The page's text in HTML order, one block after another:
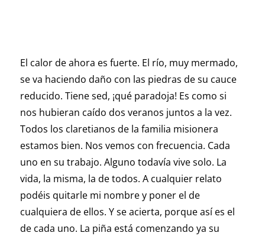
El calor de ahora es fuerte. El río, muy mermado,
se va haciendo daño con las piedras de su cauce
reducido. Tiene sed, ¡qué paradoja! Es como si
nos hubieran caído dos veranos juntos a la vez.
Todos los claretianos de la familia misionera
estamos bien. Nos vemos con frecuencia. Cada
uno en su trabajo. Alguno todavía vive solo. La
vida, la misma, la de todos. A cualquier relato
podéis quitarle mi nombre y poner el de
cualquiera de ellos. Y se acierta, porque así es el
de cada uno. La piña está comenzando ya su